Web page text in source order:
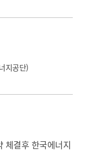
지공단)
체결후 한국에너지